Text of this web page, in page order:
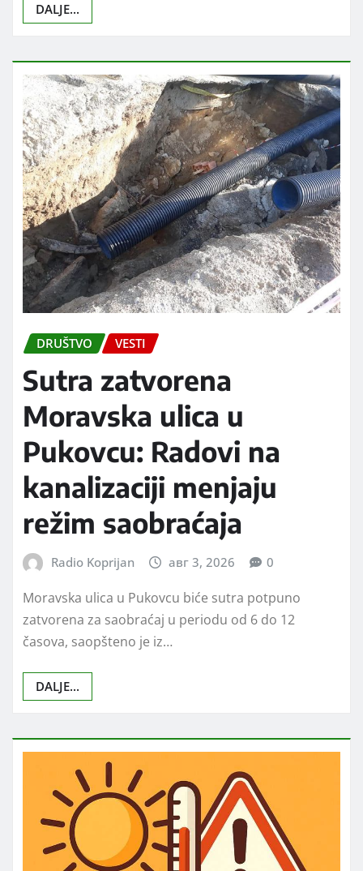
DALJE...
DRUŠTVO VESTI
Sutra zatvorena
Moravska ulica u
Pukovcu: Radovi na
kanalizaciji menjaju
režim saobraćaja
Radio Koprijan авг 3, 2026 0
Moravska ulica u Pukovcu biće sutra potpuno
zatvorena za saobraćaj u periodu od 6 do 12
časova, saopšteno je iz…
DALJE...